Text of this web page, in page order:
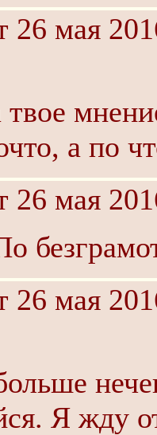
26 мая
твое
а по
26 мая
26 мая
Я жду